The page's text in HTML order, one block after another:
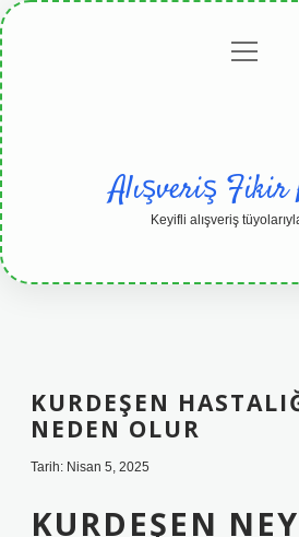
Gizlilikmenüyü
Alışveriş Fikir
Keyifli alışveriş
KURDEŞEN
NEDEN OLUR
Tarih: Nisan 5, 2025
KURDEŞEN